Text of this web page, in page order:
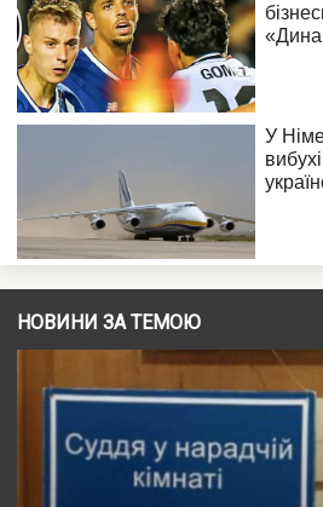
НОВИНИ ЗА ТЕМОЮ